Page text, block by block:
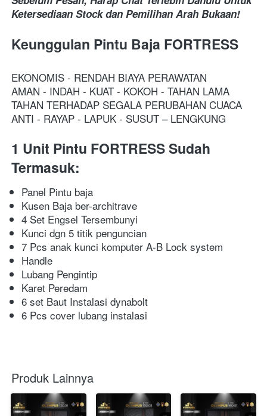
Ketersediaan Stock dan Pemilihan Arah Bukaan!
Keunggulan Pintu Baja FORTRESS
EKONOMIS - RENDAH BIAYA PERAWATAN
AMAN - INDAH - KUAT - KOKOH - TAHAN LAMA
TAHAN TERHADAP SEGALA PERUBAHAN CUACA
ANTI - RAYAP - LAPUK - SUSUT – LENGKUNG
1 Unit Pintu FORTRESS Sudah
Termasuk:
Panel Pintu baja
Kusen Baja ber-architrave
4 Set Engsel Tersembunyi
Kunci dgn 5 titik penguncian
7 Pcs anak kunci komputer A-B Lock system
Handle
Lubang Pengintip
Karet Peredam
6 set Baut Instalasi dynabolt
6 Pcs cover lubang instalasi
Produk Lainnya